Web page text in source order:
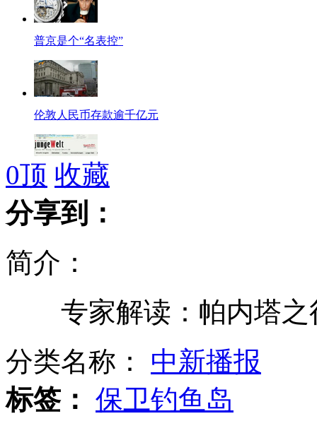
普京是个“名表控”
伦敦人民币存款逾千亿元
德国学者：日本“购岛”是篡改领土历史
新闻观察:对日战略要靠实力说话
海洋局:卫星实现对钓鱼岛等海域监测
0顶 收藏
分享到：
简介：
专家解读：帕内塔之
分类名称： 中新播报
标签： 保卫钓鱼岛